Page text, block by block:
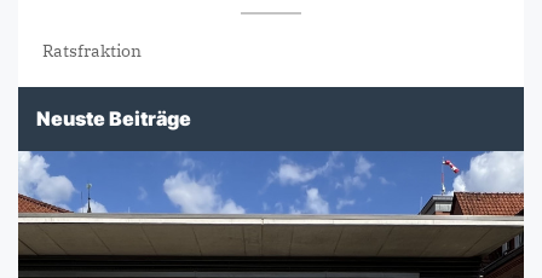
Ratsfraktion
Neuste Beiträge